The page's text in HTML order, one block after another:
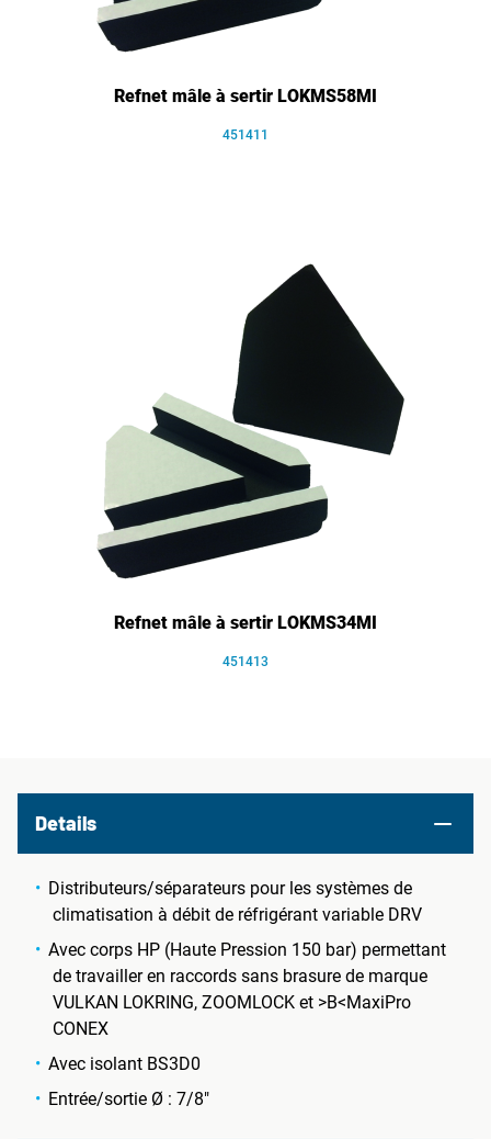
Refnet mâle à sertir LOKMS58MI
451411
Refnet mâle à sertir LOKMS34MI
451413
Details
Distributeurs/séparateurs pour les systèmes de
climatisation à débit de réfrigérant variable DRV
Avec corps HP (Haute Pression 150 bar) permettant
de travailler en raccords sans brasure de marque
VULKAN LOKRING, ZOOMLOCK et >B<MaxiPro
CONEX
Avec isolant BS3D0
Entrée/sortie Ø : 7/8"